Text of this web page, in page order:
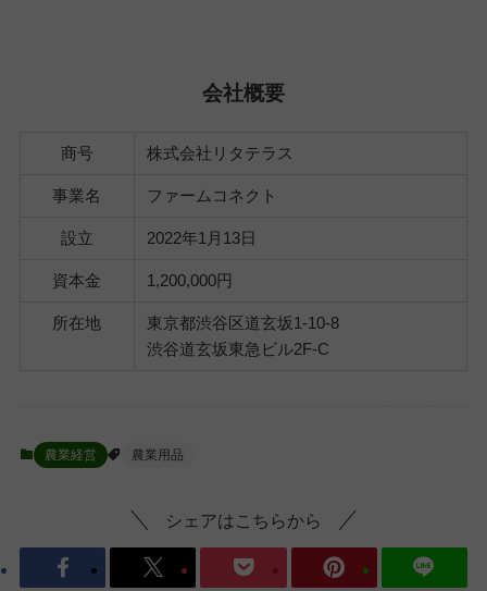
会社概要
商号 株式会社リタテラス
事業名 ファームコネクト
設立 2022年1月13日
資本金 1,200,000円
所在地
東京都渋谷区道玄坂1-10-8
渋谷道玄坂東急ビル2F-C
農業経営 農業用品
シェアはこちらから